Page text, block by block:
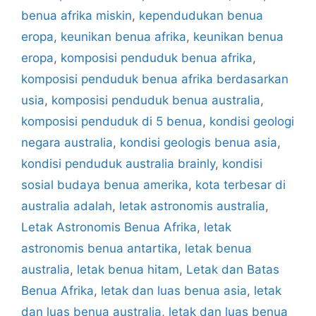
benua afrika miskin, kependudukan benua
eropa, keunikan benua afrika, keunikan benua
eropa, komposisi penduduk benua afrika,
komposisi penduduk benua afrika berdasarkan
usia, komposisi penduduk benua australia,
komposisi penduduk di 5 benua, kondisi geologi
negara australia, kondisi geologis benua asia,
kondisi penduduk australia brainly, kondisi
sosial budaya benua amerika, kota terbesar di
australia adalah, letak astronomis australia,
Letak Astronomis Benua Afrika, letak
astronomis benua antartika, letak benua
australia, letak benua hitam, Letak dan Batas
Benua Afrika, letak dan luas benua asia, letak
dan luas benua australia, letak dan luas benua